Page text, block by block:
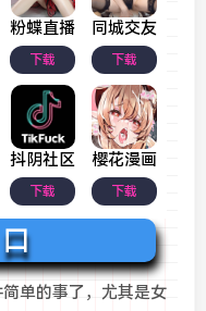
粉蝶直播
下载
同城交友
下载
抖阴社区
下载
樱花漫画
下载
单的事了，尤其是女